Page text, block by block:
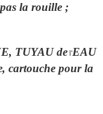
la rouille ;
TUYAU de l'EAU
cartouche pourla